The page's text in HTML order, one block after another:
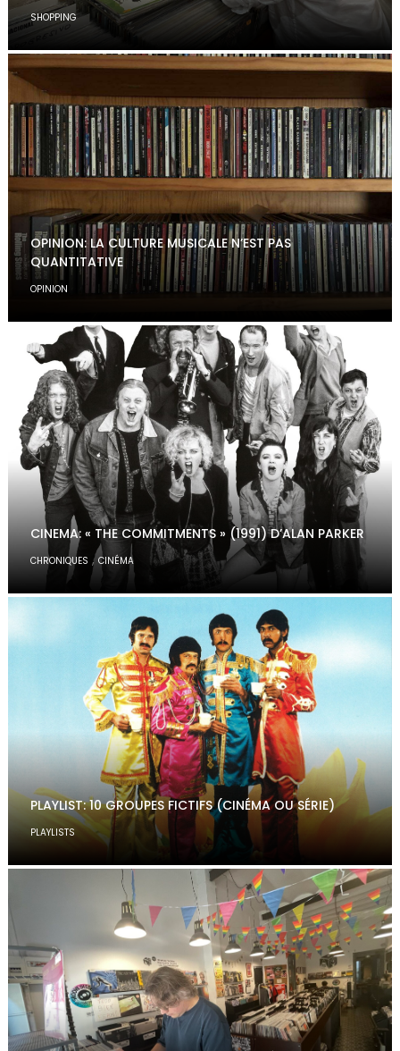
SHOPPING
OPINION: LA CULTURE MUSICALE N’EST PAS
QUANTITATIVE
OPINION
CINEMA: « THE COMMITMENTS » (1991) D’ALAN PARKER
CHRONIQUES ,CINÉMA
PLAYLIST: 10 GROUPES FICTIFS (CINÉMA OU SÉRIE)
PLAYLISTS